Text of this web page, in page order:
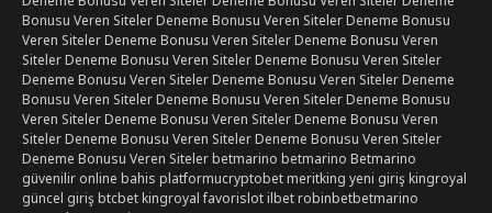
Bonusu Veren SitelerDeneme Bonusu Veren SitelerDeneme Bonusu
Veren SitelerDeneme Bonusu Veren SitelerDeneme Bonusu Veren
SitelerDeneme Bonusu Veren SitelerDeneme Bonusu Veren Siteler
Deneme Bonusu Veren SitelerDeneme Bonusu Veren SitelerDeneme
Bonusu Veren SitelerDeneme Bonusu Veren SitelerDeneme Bonusu
Veren SitelerDeneme Bonusu Veren SitelerDeneme Bonusu Veren
SitelerDeneme Bonusu Veren SitelerDeneme Bonusu Veren Siteler
Deneme Bonusu Veren Sitelerbetmarino betmarino Betmarino
güvenilir online bahis platformucryptobetmeritking yeni girişkingroyal
güncel girişbtcbetkingroyal favorislotilbetrobinbetbetmarino